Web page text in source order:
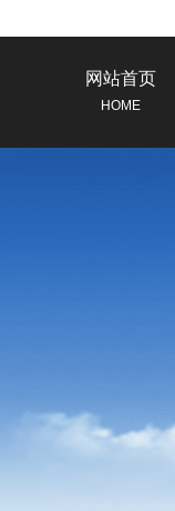
网站首页
HOME